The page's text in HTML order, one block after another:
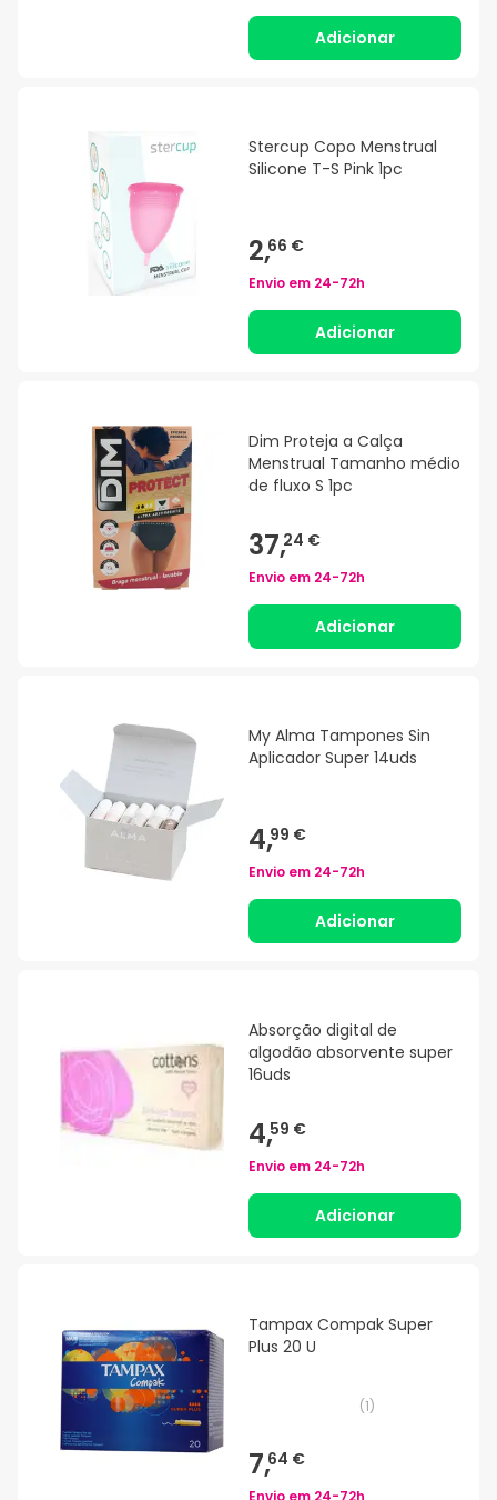
Adicionar
Stercup Copo Menstrual
Silicone T-S Pink 1pc
2,66 €
Envio em 24-72h
Adicionar
Dim Proteja a Calça
Menstrual Tamanho médio
de fluxo S 1pc
37,24 €
Envio em 24-72h
Adicionar
My Alma Tampones Sin
Aplicador Super 14uds
4,99 €
Envio em 24-72h
Adicionar
Absorção digital de
algodão absorvente super
16uds
4,59 €
Envio em 24-72h
Adicionar
Tampax Compak Super
Plus 20 U
(1)
7,64 €